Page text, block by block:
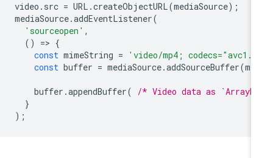
video. src = URL.createObjectURL(mediaSource
mediaSource.addEventListener
'sourceopen'
() =
const mimeString = 'video/mp4;
const buffer = mediaSource.addSourceBuffer
buffer.appendBuffer( /* Video data as